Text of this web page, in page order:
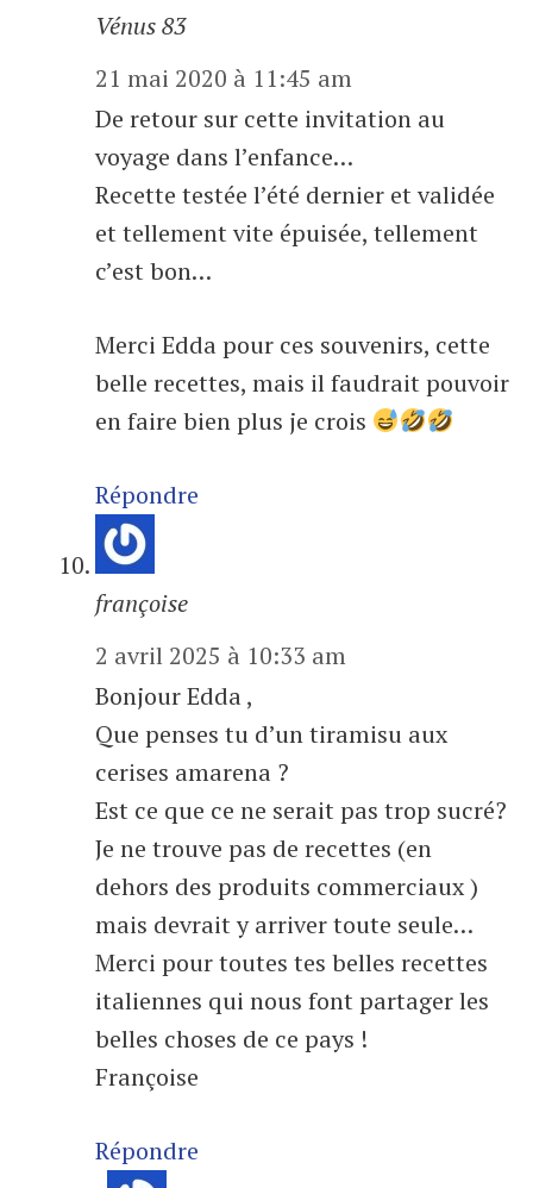
Vénus 83
21 mai 2020 à 11:45 am
De retour sur cette invitation au
voyage dans l’enfance…
Recette testée l’été dernier et validée
et tellement vite épuisée, tellement
c’est bon…
Merci Edda pour ces souvenirs, cette
belle recettes, mais il faudrait pouvoir
en faire bien plus je crois
Répondre
françoise
2 avril 2025 à 10:33 am
Bonjour Edda ,
Que penses tu d’un tiramisu aux
cerises amarena ?
Est ce que ce ne serait pas trop sucré?
Je ne trouve pas de recettes (en
dehors des produits commerciaux )
mais devrait y arriver toute seule…
Merci pour toutes tes belles recettes
italiennes qui nous font partager les
belles choses de ce pays !
Françoise
Répondre